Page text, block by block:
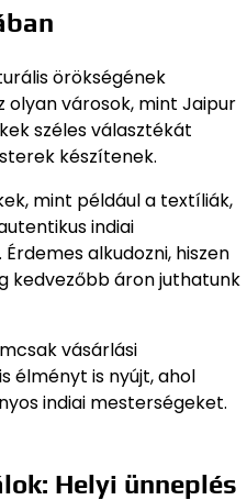
örökségének
olyan városok, mint Jaipur
széles választékát
készítenek.
mint például a textíliák,
indiai
alkudozni, hiszen
kedvezőbb áron juthatunk
vásárlási
élményt is nyújt, ahol
indiai mesterségeket.
Helyi ünneplés